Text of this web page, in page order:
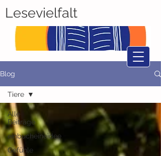
Lesevielfalt
Blog
Alle
Beiträge
einbucheineidee
Gefühle
Tiere